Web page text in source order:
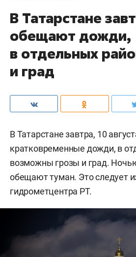
В Татарстане
обещают дожди,
в отдельных
и град
В Татарстане завтра, 10
кратковременные дожди, в
возможны грозы и град.
обещают туман. Это следует
гидрометцентра РТ.